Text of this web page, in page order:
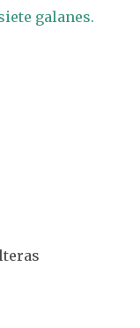
galanes.